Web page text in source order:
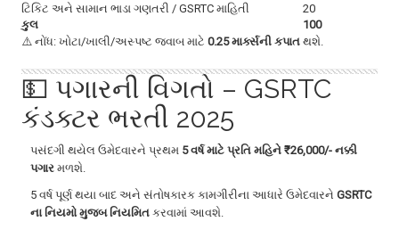
ટિકિટ અને સામાન ભાડા ગણતરી / GSRTC માહિતી
20
કુલ
100
⚠️ નોંધ: ખોટા/ખાલી/અસ્પષ્ટ જવાબ માટે 0.25 માર્ક્સની કપાત થશે.
💵 પગારની વિગતો – GSRTC
કંડક્ટર ભરતી 2025
પસંદગી થયેલ ઉમેદવારને પ્રથમ 5 વર્ષ માટે પ્રતિ મહિને ₹26,000/- નક્કી
પગાર મળશે.
5 વર્ષ પૂર્ણ થયા બાદ અને સંતોષકારક કામગીરીના આધારે ઉમેદવારને GSRTC
ના નિયમો મુજબ નિયમિત કરવામાં આવશે.